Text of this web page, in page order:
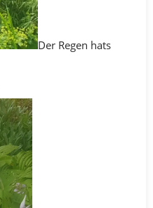
Der Regen hats